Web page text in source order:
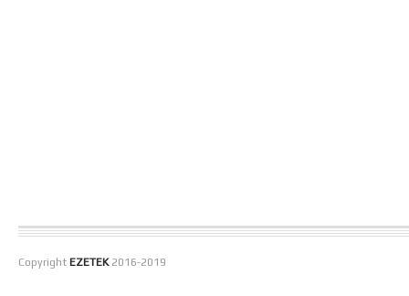
Copyright EZETEK2016-2019